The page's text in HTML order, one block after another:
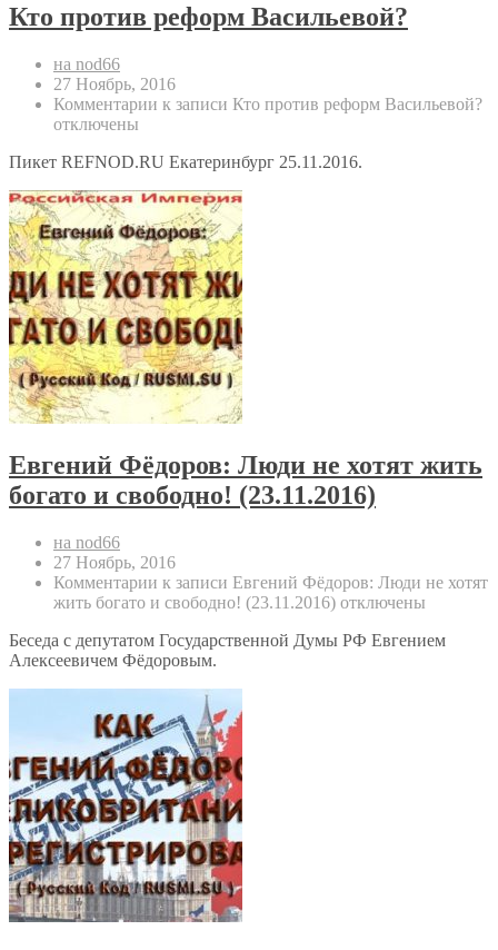
Кто против реформ Васильевой?
на nod66
27 Ноябрь, 2016
Комментарии к записи Кто против реформ Васильевой?
отключены
Пикет REFNOD.RU Екатеринбург 25.11.2016.
Евгений Фёдоров: Люди не хотят жить
богато и свободно! (23.11.2016)
на nod66
27 Ноябрь, 2016
Комментарии к записи Евгений Фёдоров: Люди не хотят
жить богато и свободно! (23.11.2016) отключены
Беседа с депутатом Государственной Думы РФ Евгением
Алексеевичем Фёдоровым.